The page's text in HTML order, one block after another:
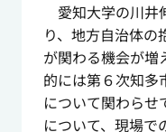
愛知大学の川井
り、地方自治体
が関わる機会が増
的には第６次知多
について関わらせ
について、現場で